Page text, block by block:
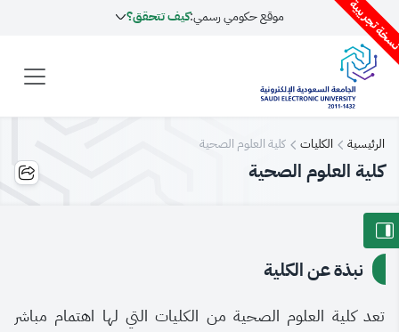
تجريبية موقع حكومي رسمي:كيف تتحقق؟
الرئيسية الكليات كلية العلوم الصحية
كلية العلوم الصحية
نبذة عن الكلية
​​تعد كلية العلوم الصحية من الكليات التي لها اهتمام مباشر